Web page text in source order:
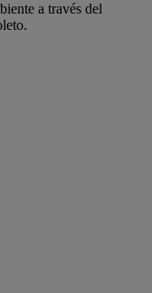
a través del